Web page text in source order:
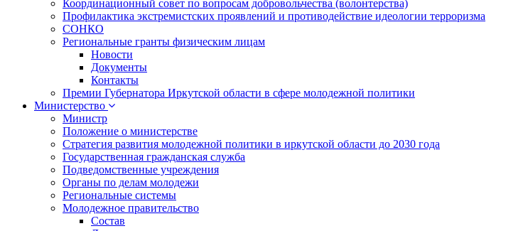
Координационный совет по вопросам добровольчества (волонтерства)
Профилактика экстремистских проявлений и противодействие идеологии терроризма
СОНКО
Региональные гранты физическим лицам
Новости
Документы
Контакты
Премии Губернатора Иркутской области в сфере молодежной политики
Министерство
Министр
Положение о министерстве
Стратегия развития молодежной политики в иркутской области до 2030 года
Государственная гражданская служба
Подведомственные учреждения
Органы по делам молодежи
Региональные системы
Молодежное правительство
Состав